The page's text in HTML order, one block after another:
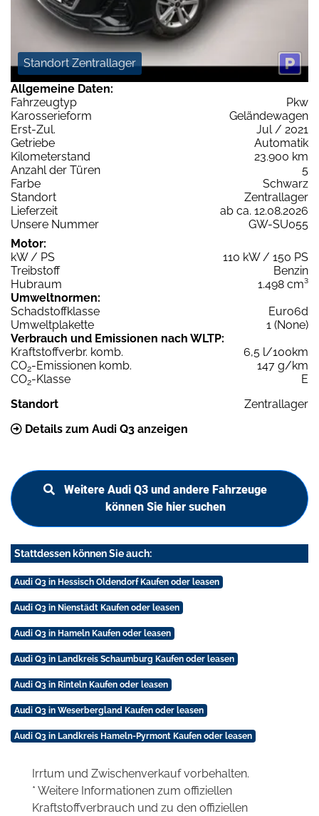
Standort Zentrallager
Allgemeine Daten:
Fahrzeugtyp
Pkw
Karosserieform
Geländewagen
Erst-Zul.
Jul / 2021
Getriebe
Automatik
Kilometerstand
23.900 km
Anzahl der Türen
5
Farbe
Schwarz
Standort
Zentrallager
Lieferzeit
ab ca. 12.08.2026
Unsere Nummer
GW-SU055
Motor:
kW / PS
110 kW / 150 PS
Treibstoff
Benzin
Hubraum
1.498 cm³
Umweltnormen:
Schadstoffklasse
Euro6d
Umweltplakette
1 (None)
Verbrauch und Emissionen nach WLTP:
Kraftstoffverbr. komb.
6,5 l/100km
CO2-Emissionen komb.
147 g/km
CO2-Klasse
E
Standort
Zentrallager
Details zum Audi Q3 anzeigen
Weitere Audi Q3 und andere Fahrzeuge
können Sie hier suchen
Stattdessen können Sie auch:
Audi Q3 in Hessisch Oldendorf Kaufen oder leasen
Audi Q3 in Nienstädt Kaufen oder leasen
Audi Q3 in Hameln Kaufen oder leasen
Audi Q3 in Landkreis Schaumburg Kaufen oder leasen
Audi Q3 in Rinteln Kaufen oder leasen
Audi Q3 in Weserbergland Kaufen oder leasen
Audi Q3 in Landkreis Hameln-Pyrmont Kaufen oder leasen
Irrtum und Zwischenverkauf vorbehalten.
* Weitere Informationen zum offiziellen
Kraftstoffverbrauch und zu den offiziellen